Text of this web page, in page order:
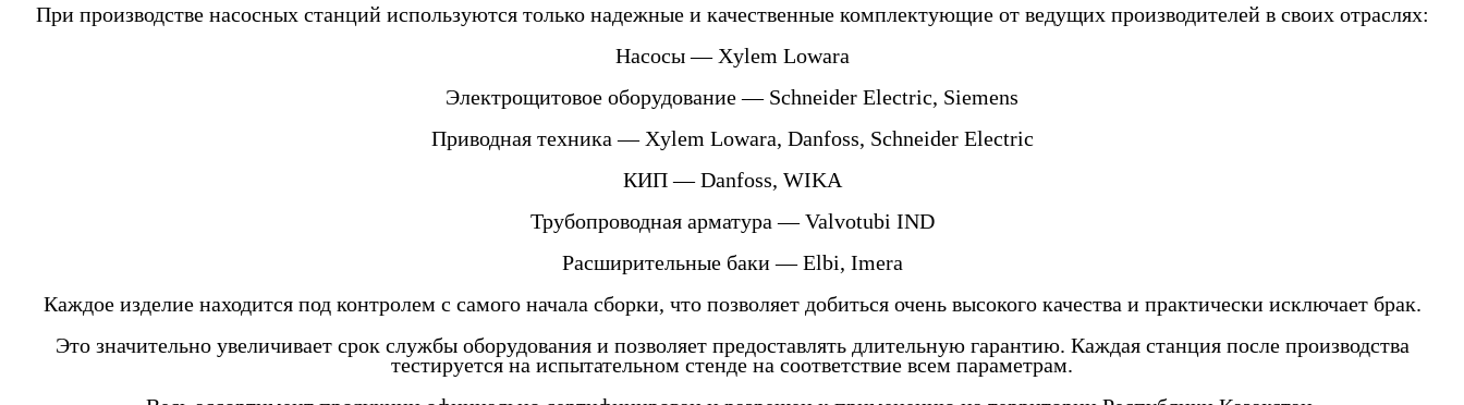
При производстве насосных станций используются только надежные и качественные комплектующие от ведущих производителей в своих отраслях:
Насосы — Xylem Lowara
Электрощитовое оборудование — Schneider Electric, Siemens
Приводная техника — Xylem Lowara, Danfoss, Schneider Electric
КИП — Danfoss, WIKA
Трубопроводная арматура — Valvotubi IND
Расширительные баки — Elbi, Imera
Каждое изделие находится под контролем с самого начала сборки, что позволяет добиться очень высокого качества и практически исключает брак.
Это значительно увеличивает срок службы оборудования и позволяет предоставлять длительную гарантию. Каждая станция после производства
тестируется на испытательном стенде на соответствие всем параметрам.